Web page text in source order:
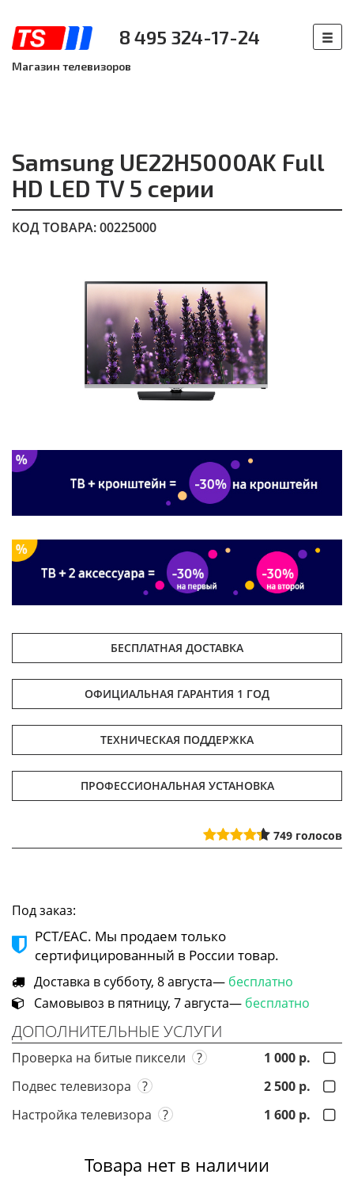
8 495 324-17-24
Магазин телевизоров
Samsung UE22H5000AK Full
HD LED TV 5 серии
КОД ТОВАРА: 00225000
БЕСПЛАТНАЯ ДОСТАВКА
ОФИЦИАЛЬНАЯ ГАРАНТИЯ 1 ГОД
ТЕХНИЧЕСКАЯ ПОДДЕРЖКА
ПРОФЕССИОНАЛЬНАЯ УСТАНОВКА
749 голосов
Под заказ:
РСТ/ЕАС. Мы продаем только
сертифицированный в России товар.
Доставка в субботу, 8 августа— бесплатно
Самовывоз в пятницу, 7 августа— бесплатно
ДОПОЛНИТЕЛЬНЫЕ УСЛУГИ
Проверка на битые пиксели ?
1 000 р.
Подвес телевизора
?
2 500 р.
Настройка телевизора
? 1 600 р.
Товара нет в наличии